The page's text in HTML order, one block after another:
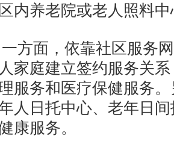
内养老院或老人照料
面，依靠社区服务网
家庭建立签约服务关
服务和医疗保健服务
人日托中心、老年日
康服务。